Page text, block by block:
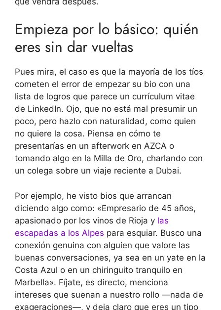
Empieza por lo básico: quién
eres sin dar vueltas
Pues mira, el caso es que la mayoría de los tíos
cometen el error de empezar su bio con una
lista de logros que parece un currículum vitae
de LinkedIn. Ojo, que no está mal presumir un
poco, pero hazlo con naturalidad, como quien
no quiere la cosa. Piensa en cómo te
presentarías en un afterwork en AZCA o
tomando algo en la Milla de Oro, charlando con
un colega sobre un viaje reciente a Dubai.
Por ejemplo, he visto bios que arrancan
diciendo algo como: «Empresario de 45 años,
apasionado por los vinos de Rioja y las
escapadas a los Alpes para esquiar. Busco una
conexión genuina con alguien que valore las
buenas conversaciones, ya sea en un yate en la
Costa Azul o en un chiringuito tranquilo en
Marbella». Fíjate, es directo, menciona
intereses que suenan a nuestro rollo —nada de
exageraciones—, y deja claro que eres un tipo